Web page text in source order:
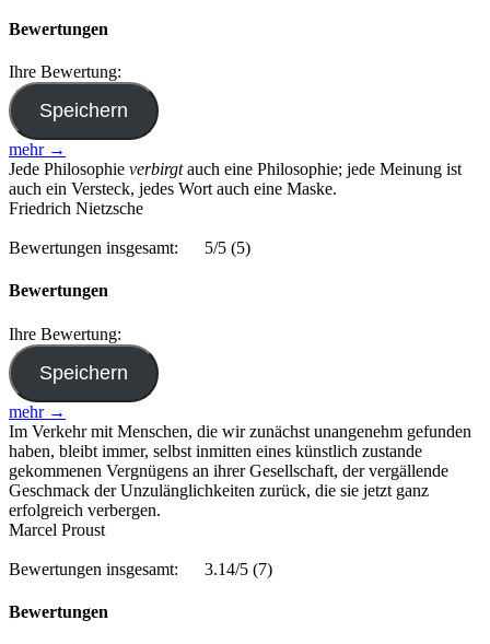
Bewertungen
Ihre Bewertung:
mehr →
Jede Philosophie verbirgtauch eine Philosophie; jede Meinung ist
auch ein Versteck, jedes Wort auch eine Maske.
Friedrich Nietzsche
Bewertungen insgesamt: 5/5 (5)
Bewertungen
Ihre Bewertung:
mehr →
Im Verkehr mit Menschen, die wir zunächst unangenehm gefunden
haben, bleibt immer, selbst inmitten eines künstlich zustande
gekommenen Vergnügens an ihrer Gesellschaft, der vergällende
Geschmack der Unzulänglichkeiten zurück, die sie jetzt ganz
erfolgreich verbergen.
Marcel Proust
Bewertungen insgesamt: 3.14/5 (7)
Bewertungen